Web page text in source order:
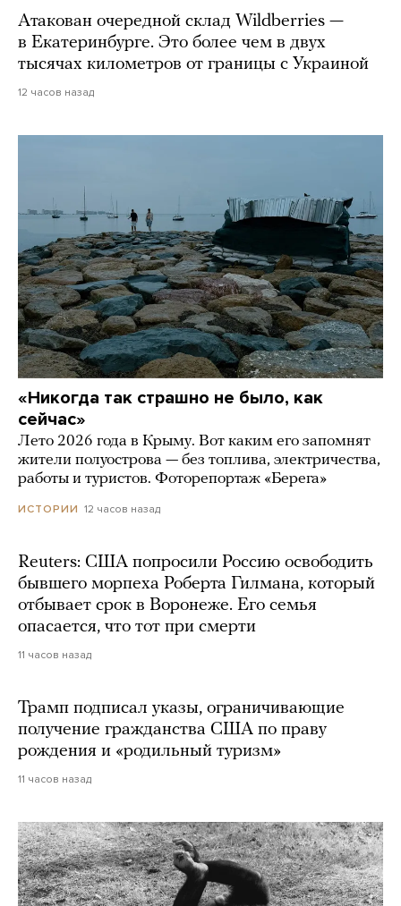
Атакован очередной склад Wildberries —
в Екатеринбурге. Это более чем в двух
тысячах километров от границы с Украиной
12 часов назад
«Никогда так страшно не было, как
сейчас»
Лето 2026 года в Крыму. Вот каким его запомнят
жители полуострова — без топлива, электричества,
работы и туристов. Фоторепортаж «Берега»
ИСТОРИИ 12 часов назад
Reuters: США попросили Россию освободить
бывшего морпеха Роберта Гилмана, который
отбывает срок в Воронеже. Его семья
опасается, что тот при смерти
11 часов назад
Трамп подписал указы, ограничивающие
получение гражданства США по праву
рождения и «родильный туризм»
11 часов назад